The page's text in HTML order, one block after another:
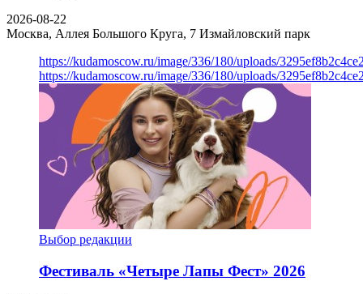
2026-08-22
Москва, Аллея Большого Круга, 7 Измайловский парк
https://kudamoscow.ru/image/336/180/uploads/
https://kudamoscow.ru/image/336/180/uploads/
Выбор редакции
Фестиваль «Четыре Лапы Фест» 2026